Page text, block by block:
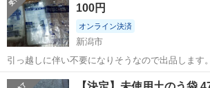
100円
オンライン決済
新潟市
引っ越しに伴い不要になりそうなので出品します
ですが10㍑の方は買ったばかりでほぼ余ってると
新潟 新潟市 掃除用具 ごみ